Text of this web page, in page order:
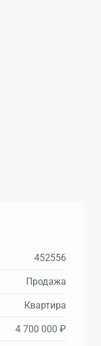
452556
Продажа
Квартира
4 700 000 ₽